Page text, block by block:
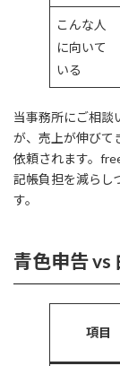
こんな人
に向いて
いる
当事務所にご相談
が、売上が伸びて
依頼されます。
記帳負担を減らし
す。
青色申告 vs
項目